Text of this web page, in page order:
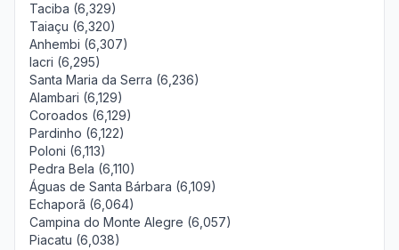
Taciba (6,329)
Taiaçu (6,320)
Anhembi (6,307)
Iacri (6,295)
Santa Maria da Serra (6,236)
Alambari (6,129)
Coroados (6,129)
Pardinho (6,122)
Poloni (6,113)
Pedra Bela (6,110)
Águas de Santa Bárbara (6,109)
Echaporã (6,064)
Campina do Monte Alegre (6,057)
Piacatu (6,038)